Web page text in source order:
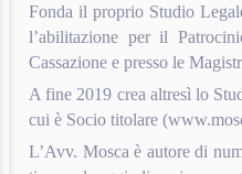
Fonda il proprio Studio
l’abilitazione per il
Cassazione e presso le
A fine 2019 crea altresì lo
cui è Socio titolare
L’Avv. Mosca è autore di